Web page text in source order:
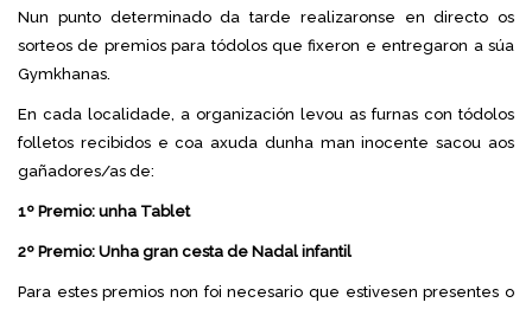
Nun punto determinado da tarde realizaronse en directo os
sorteos de premios para tódolos que fixeron e entregaron a súa
Gymkhanas.
En cada localidade, a organización levou as furnas con tódolos
folletos recibidos e coa axuda dunha man inocente sacou aos
gañadores/as de:
1º Premio: unha Tablet
2º Premio: Unha gran cesta de Nadal infantil
Para estes premios non foi necesario que estivesen presentes o